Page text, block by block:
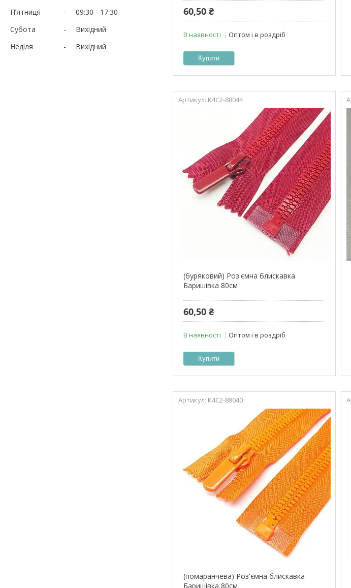
Пʼятниця
09:30
17:30
Субота
Вихідний
Неділя
Вихідний
60,50 ₴
В наявності Оптом і в роздріб
Купити
К4С2-88044
(буряковий) Роз'ємна блискавка
Баришівка 80см
60,50 ₴
В наявності Оптом і в роздріб
Купити
К4С2-88040
(помаранчева) Роз'ємна блискавка
Баришівка 80см